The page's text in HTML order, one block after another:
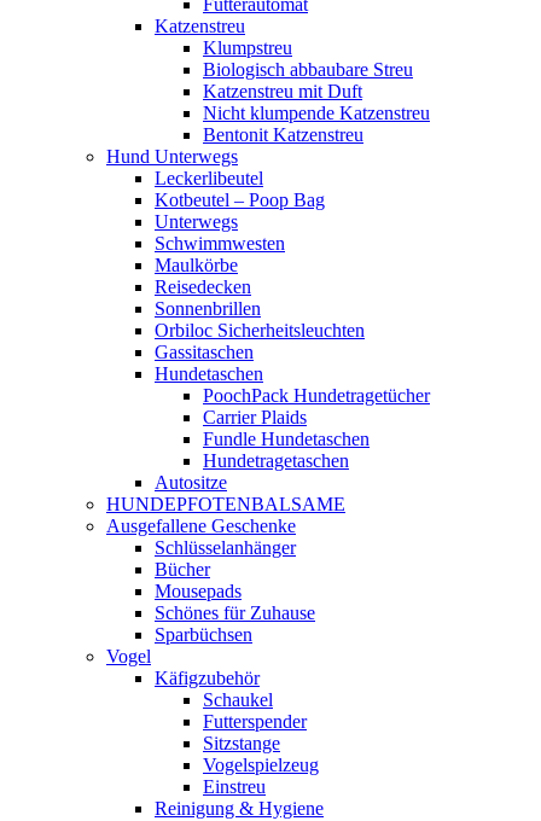
Futterautomat
Katzenstreu
Klumpstreu
Biologisch abbaubare Streu
Katzenstreu mit Duft
Nicht klumpende Katzenstreu
Bentonit Katzenstreu
Hund Unterwegs
Leckerlibeutel
Kotbeutel – Poop Bag
Unterwegs
Schwimmwesten
Maulkörbe
Reisedecken
Sonnenbrillen
Orbiloc Sicherheitsleuchten
Gassitaschen
Hundetaschen
PoochPack Hundetragetücher
Carrier Plaids
Fundle Hundetaschen
Hundetragetaschen
Autositze
HUNDEPFOTENBALSAME
Ausgefallene Geschenke
Schlüsselanhänger
Bücher
Mousepads
Schönes für Zuhause
Sparbüchsen
Vogel
Käfigzubehör
Schaukel
Futterspender
Sitzstange
Vogelspielzeug
Einstreu
Reinigung & Hygiene